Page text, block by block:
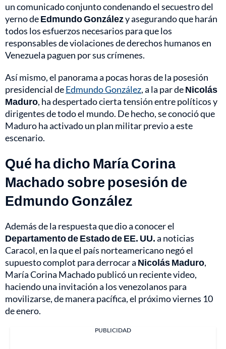
un comunicado conjunto condenando el secuestro del
yerno deEdmundo Gonzálezy asegurando que harán
todos los esfuerzos necesarios para que los
responsables de violaciones de derechos humanos en
Venezuela paguen por sus crímenes.
Así mismo, el panorama a pocas horas de la posesión
presidencial deEdmundo González, a la par deNicolás
Maduro, ha despertado cierta tensión entre políticos y
dirigentes de todo el mundo. De hecho, se conoció que
Maduro ha activado un plan militar previo a este
escenario.
Qué ha dicho María Corina
Machado sobre posesión de
Edmundo González
Además de la respuesta que dio a conocer el
Departamento de Estado de EE. UU.a noticias
Caracol, en la que el país norteamericano negó el
supuesto complot para derrocar a Nicolás Maduro,
María Corina Machado publicó un reciente video,
haciendo una invitación a los venezolanos para
movilizarse, de manera pacífica, el próximo viernes 10
de enero.
PUBLICIDAD